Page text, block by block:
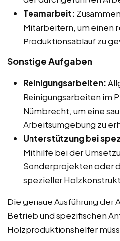
Teamarbeit:
Mitarbeitern, um einen
Produktionsablauf zu
Sonstige Aufgaben
Reinigungsarbeiten:
Reinigungsarbeiten im
Nümbrecht, um eine
Arbeitsumgebung zu
Unterstützung bei
Mithilfe bei der
Sonderprojekten oder
spezieller
Die genaue Ausführung der
Betrieb und spezifischen
Holzproduktionshelfer